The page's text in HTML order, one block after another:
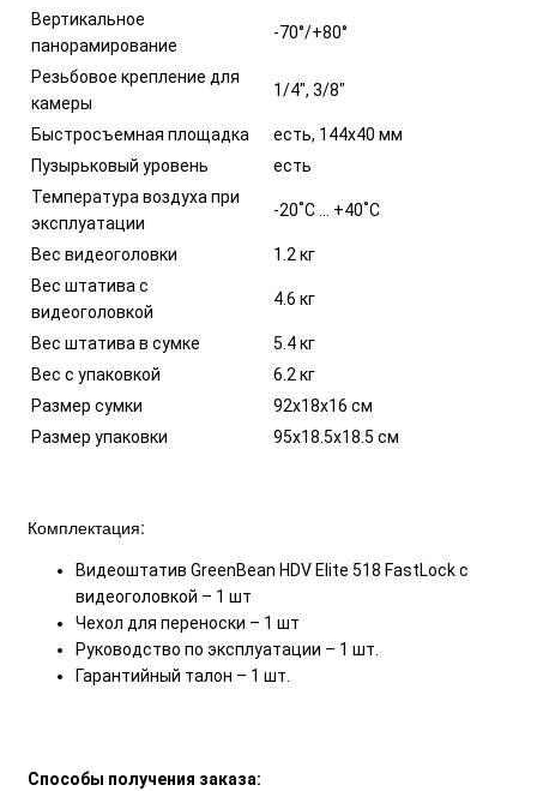
Вертикальное
панорамирование
-70°/+80°
Резьбовое крепление для
камеры
1/4", 3/8"
Быстросъемная площадка
есть, 144х40 мм
Пузырьковый уровень
есть
Температура воздуха при
эксплуатации
-20˚С … +40˚С
Вес видеоголовки
1.2 кг
Вес штатива с
видеоголовкой
4.6 кг
Вес штатива в сумке
5.4 кг
Вес с упаковкой
6.2 кг
Размер сумки
92х18х16 см
Размер упаковки
95х18.5х18.5 см
Комплектация:
Видеоштатив GreenBean HDV Elite 518 FastLock с
видеоголовкой – 1 шт
Чехол для переноски – 1 шт
Руководство по эксплуатации – 1 шт.
Гарантийный талон – 1 шт.
Способы получения заказа: